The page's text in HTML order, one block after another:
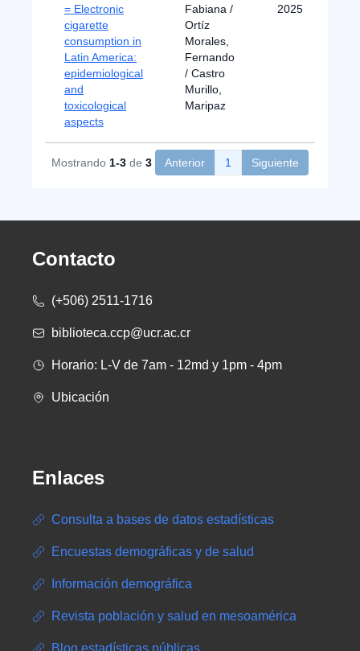
= Electronic
cigarette
consumption in
Latin America:
epidemiological
and
toxicological
aspects
Fabiana /
Ortíz
Morales,
Fernando
/ Castro
Murillo,
Maripaz
2025
Mostrando 1-3 de 3 Anterior 1 Siguiente
Contacto
(+506) 2511-1716
biblioteca.ccp@ucr.ac.cr
Horario: L-V de 7am - 12md y 1pm - 4pm
Ubicación
Enlaces
Consulta a bases de datos estadísticas
Encuestas demográficas y de salud
Información demográfica
Revista población y salud en mesoamérica